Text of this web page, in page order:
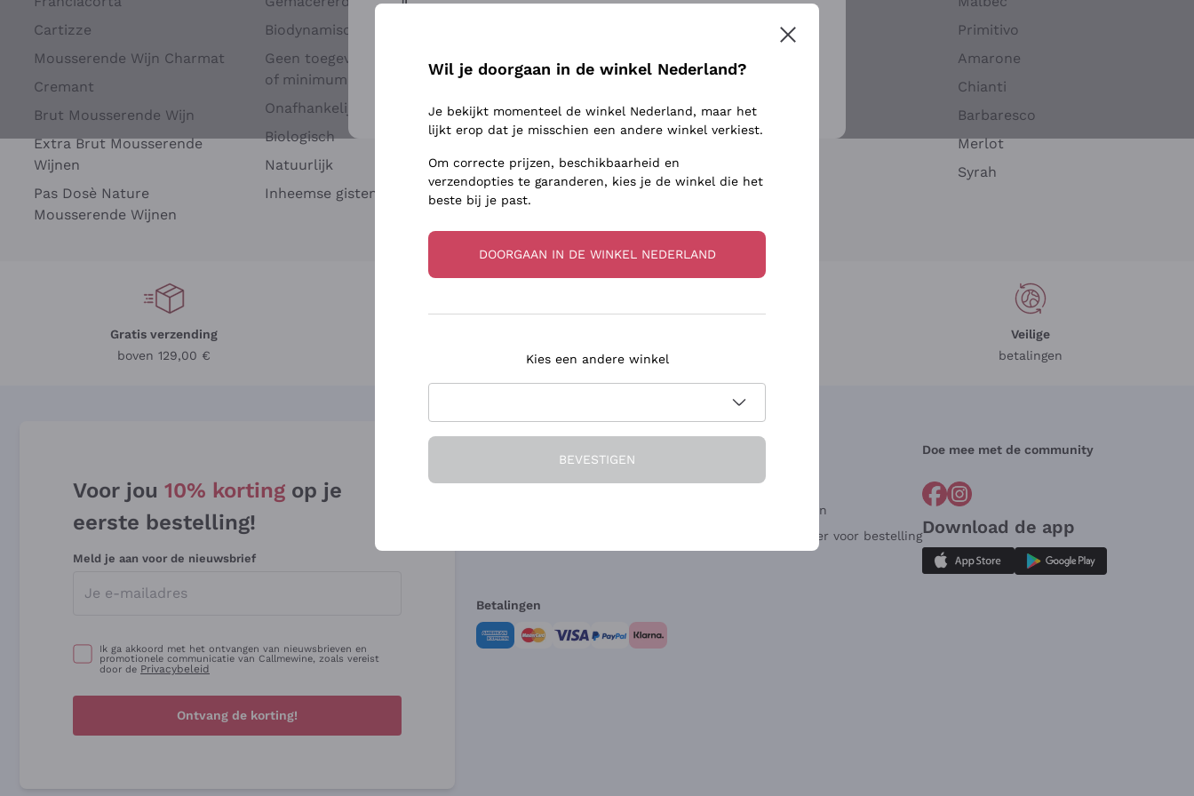
Cartizze
Mousserende Wijn Charmat
Cremant
Brut Mousserende Wijn
Extra Brut Mousserende
Wijnen
Pas Dosè Nature
Mousserende Wijnen
Biodynamisch
Geen toegevoegde sulfieten
of minimum
Onafhankelijke Wijnbouwers
Biologisch
Natuurlijk
Inheemse gisten
Argiolas
Ca' dei Frati
Chardonnay
Sauvignon
Primitivo
Amarone
Chianti
Barbaresco
Merlot
Syrah
Gratis verzending
boven 129,00 €
Veilige
betalingen
Voor jou 10% korting op je
eerste bestelling!
Meld je aan voor de nieuwsbrief
Ik ga akkoord met het ontvangen van nieuwsbrieven en
promotionele communicatie van Callmewine, zoals vereist
door de Privacybeleid
Ontvang de korting!
Over ons
Klantenservice
Verkoopvoorwaarden
Herroepingsformulier voor bestelling
Doe mee met de community
Download de app
Betalingen
Voor meer informatie, lees onzePrivacybeleid
Wil je doorgaan in de winkel Nederland?
Je bekijkt momenteel de winkel Nederland, maar het
lijkt erop dat je misschien een andere winkel verkiest.
Om correcte prijzen, beschikbaarheid en
verzendopties te garanderen, kies je de winkel die het
beste bij je past.
DOORGAAN IN DE WINKEL NEDERLAND
Kies een andere winkel
BEVESTIGEN